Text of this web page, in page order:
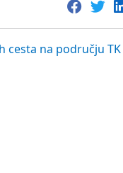
cesta na području TK